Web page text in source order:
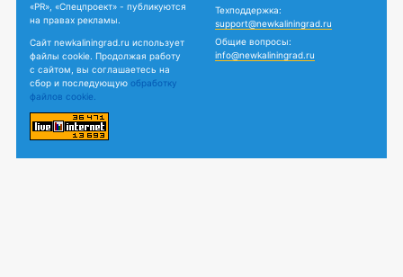
«PR», «Спецпроект» - публикуются
на правах рекламы.
Сайт newkaliningrad.ru использует
файлы cookie. Продолжая работу
с сайтом, вы соглашаетесь на
сбор и последующую обработку
файлов cookie.
Техподдержка:
support@newkaliningrad.ru
Общие вопросы:
info@newkaliningrad.ru